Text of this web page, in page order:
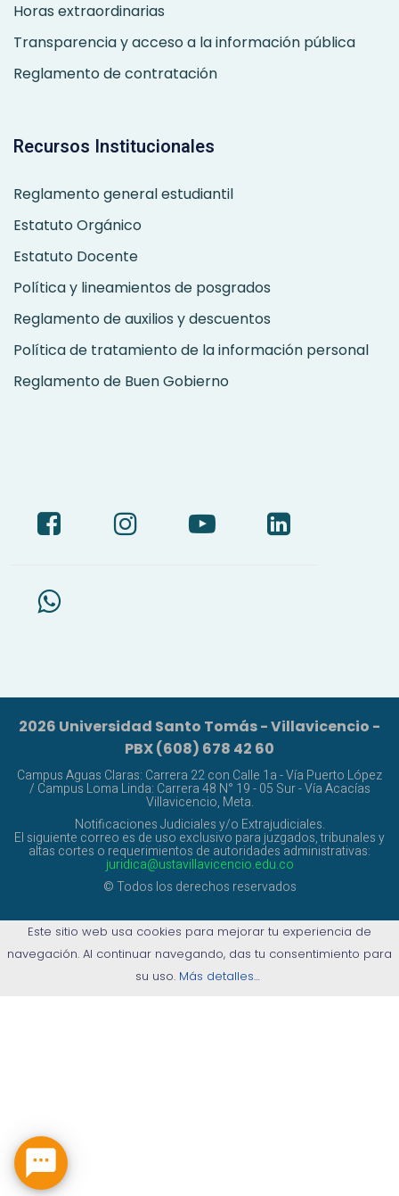
Horas extraordinarias
Transparencia y acceso a la información pública
Reglamento de contratación
Recursos Institucionales
Reglamento general estudiantil
Estatuto Orgánico
Estatuto Docente
Política y lineamientos de posgrados
Reglamento de auxilios y descuentos
Política de tratamiento de la información personal
Reglamento de Buen Gobierno
2026 Universidad Santo Tomás - Villavicencio -
PBX (608) 678 42 60
Campus Aguas Claras: Carrera 22 con Calle 1a - Vía Puerto López
/ Campus Loma Linda: Carrera 48 N° 19 - 05 Sur - Vía Acacías
Villavicencio, Meta.
Notificaciones Judiciales y/o Extrajudiciales.
El siguiente correo es de uso exclusivo para juzgados, tribunales y
altas cortes o requerimientos de autoridades administrativas:
juridica@ustavillavicencio.edu.co
© Todos los derechos reservados

Este sitio web usa cookies para mejorar tu experiencia de
navegación. Al continuar navegando, das tu consentimiento para
su uso. Más detalles…